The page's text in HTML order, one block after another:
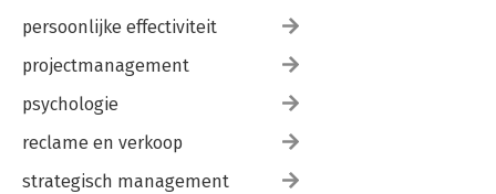
persoonlijke effectiviteit
projectmanagement
psychologie
reclame en verkoop
strategisch management